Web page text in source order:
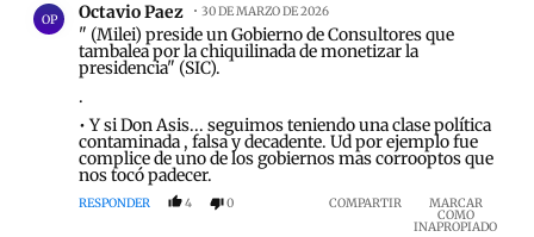
OP Octavio Paez 30 DE MARZO DE 2026
" (Milei) preside un Gobierno de Consultores que
tambalea por la chiquilinada de monetizar la
presidencia" (SIC).
.
• Y si Don Asis... seguimos teniendo una clase política
contaminada , falsa y decadente. Ud por ejemplo fue
complice de uno de los gobiernos mas corrooptos que
nos tocó padecer.
RESPONDER 4 0 COMPARTIR MARCAR
COMO
INAPROPIADO